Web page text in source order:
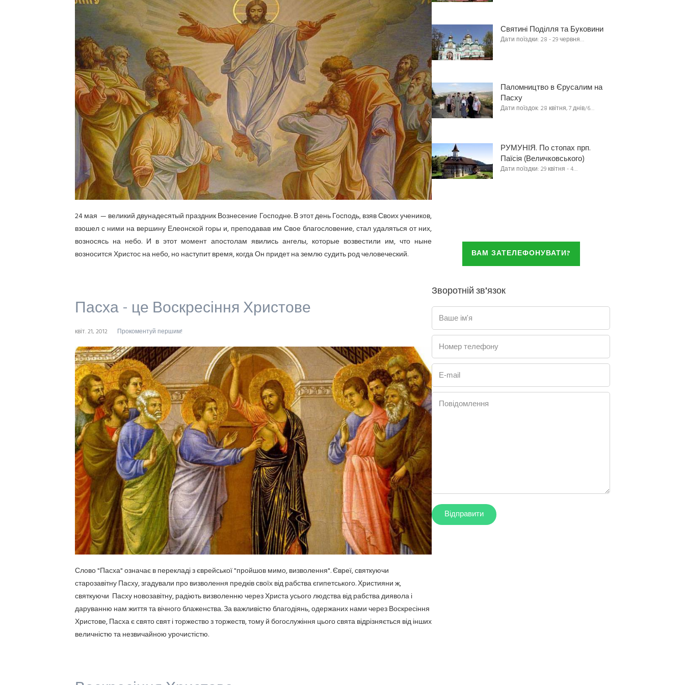
24 мая — великий двунадесятый праздник Вознесение Господне. В этот день Господь, взяв Своих учеников,
взошел с ними на вершину Елеонской горы и, преподавав им Свое благословение, стал удаляться от них,
возносясь на небо. И в этот момент апостолам явились ангелы, которые возвестили им, что ныне
возносится Христос на небо, но наступит время, когда Он придет на землю судить род человеческий.
Пасха - це Воскресіння Христове
квіт. 21, 2012 Прокоментуй першим!
Слово "Пасха" означає в перекладі з єврейської "пройшов мимо, визволення". Євреї, святкуючи
старозавітну Пасху, згадували про визволення предків своїх від рабства єгипетського. Християни ж,
святкуючи Пасху новозавітну, радіють визволенню через Христа усього людства від рабства диявола і
даруванню нам життя та вічного блаженства. За важливістю благодіянь, одержаних нами через Воскресіння
Христове, Пасха є свято свят і торжество з торжеств, тому й богослужіння цього свята відрізняється від інших
величністю та незвичайною урочистістю.
Святині Поділля та Буковини
Дати поїздки: 28 - 29 червня…
Паломництво в Єрусалим на
Пасху
Дати поїздок: 28 квітня, 7 днів/6…
РУМУНІЯ. По стопах прп.
Паїсія (Величковського)
Дати поїздки: 29 квітня - 4…
ВАМ ЗАТЕЛЕФОНУВАТИ?
Зворотній зв'язок
Ваше ім'я
Номер телефону
E-mail
Повідомлення